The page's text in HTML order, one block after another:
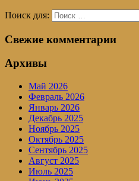
Поиск для:
Свежие комментарии
Архивы
Май 2026
Февраль 2026
Январь 2026
Декабрь 2025
Ноябрь 2025
Октябрь 2025
Сентябрь 2025
Август 2025
Июль 2025